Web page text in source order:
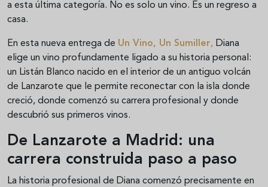
a esta última categoría. No es solo un vino. Es un regreso a
casa.
En esta nueva entrega de Un Vino, Un Sumiller, Diana
elige un vino profundamente ligado a su historia personal:
un Listán Blanco nacido en el interior de un antiguo volcán
de Lanzarote que le permite reconectar con la isla donde
creció, donde comenzó su carrera profesional y donde
descubrió sus primeros vinos.
De Lanzarote a Madrid: una
carrera construida paso a paso
La historia profesional de Diana comenzó precisamente en